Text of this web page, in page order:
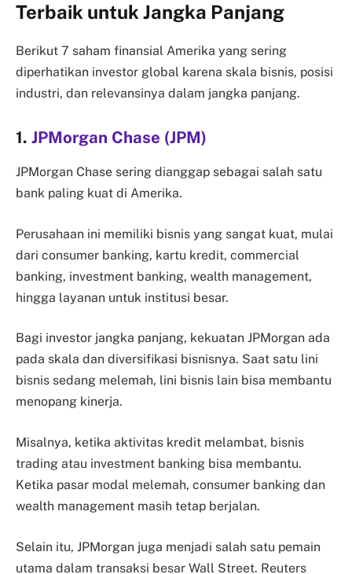
Terbaik untuk Jangka Panjang
Berikut 7 saham finansial Amerika yang sering
diperhatikan investor global karena skala bisnis, posisi
industri, dan relevansinya dalam jangka panjang.
1. JPMorgan Chase (JPM)
JPMorgan Chase sering dianggap sebagai salah satu
bank paling kuat di Amerika.
Perusahaan ini memiliki bisnis yang sangat kuat, mulai
dari consumer banking, kartu kredit, commercial
banking, investment banking, wealth management,
hingga layanan untuk institusi besar.
Bagi investor jangka panjang, kekuatan JPMorgan ada
pada skala dan diversifikasi bisnisnya. Saat satu lini
bisnis sedang melemah, lini bisnis lain bisa membantu
menopang kinerja.
Misalnya, ketika aktivitas kredit melambat, bisnis
trading atau investment banking bisa membantu.
Ketika pasar modal melemah, consumer banking dan
wealth management masih tetap berjalan.
Selain itu, JPMorgan juga menjadi salah satu pemain
utama dalam transaksi besar Wall Street. Reuters